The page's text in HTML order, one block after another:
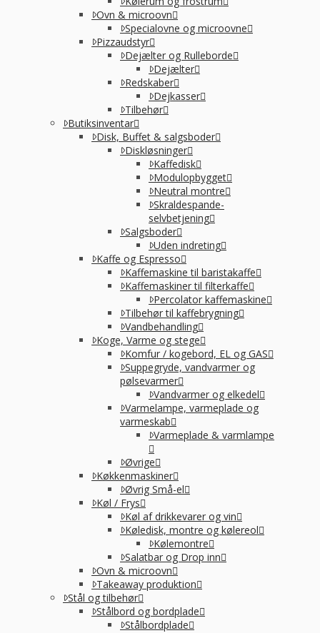
Ovn & microovn
Specialovne og microovne
Pizzaudstyr
Dejælter og Rulleborde
Dejælter
Redskaber
Dejkasser
Tilbehør
Butiksinventar
Disk, Buffet & salgsboder
Diskløsninger
Kaffedisk
Modulopbygget
Neutral montre
Skraldespande-
selvbetjening
Salgsboder
Uden indreting
Kaffe og Espresso
Kaffemaskine til baristakaffe
Kaffemaskiner til filterkaffe
Percolator kaffemaskine
Tilbehør til kaffebrygning
Vandbehandling
Koge, Varme og stege
Komfur / kogebord, EL og GAS
Suppegryde, vandvarmer og
pølsevarmer
Vandvarmer og elkedel
Varmelampe, varmeplade og
varmeskab
Varmeplade & varmlampe
Øvrige
Køkkenmaskiner
Øvrig Små-el
Køl / Frys
Køl af drikkevarer og vin
Køledisk, montre og kølereol
Kølemontre
Salatbar og Drop inn
Ovn & microovn
Takeaway produktion
Stål og tilbehør
Stålbord og bordplade
Stålbordplade